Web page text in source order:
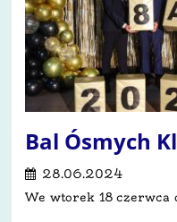
Bal Ósmych
28.06.2024
We wtorek 18 czerwca